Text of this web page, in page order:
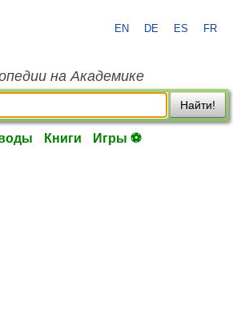
EN DE ES FR
на Академике
Найти!
Книги Игры ⚽